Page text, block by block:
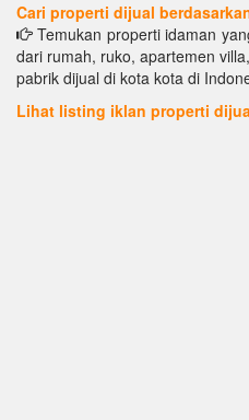
Cari properti dijual
Temukan properti idaman
dari rumah, ruko, apartemen
pabrik dijual di kota kota di
Lihat listing iklan properti